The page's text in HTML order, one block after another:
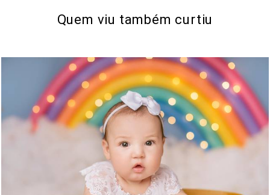
Quem viu também curtiu
603 0